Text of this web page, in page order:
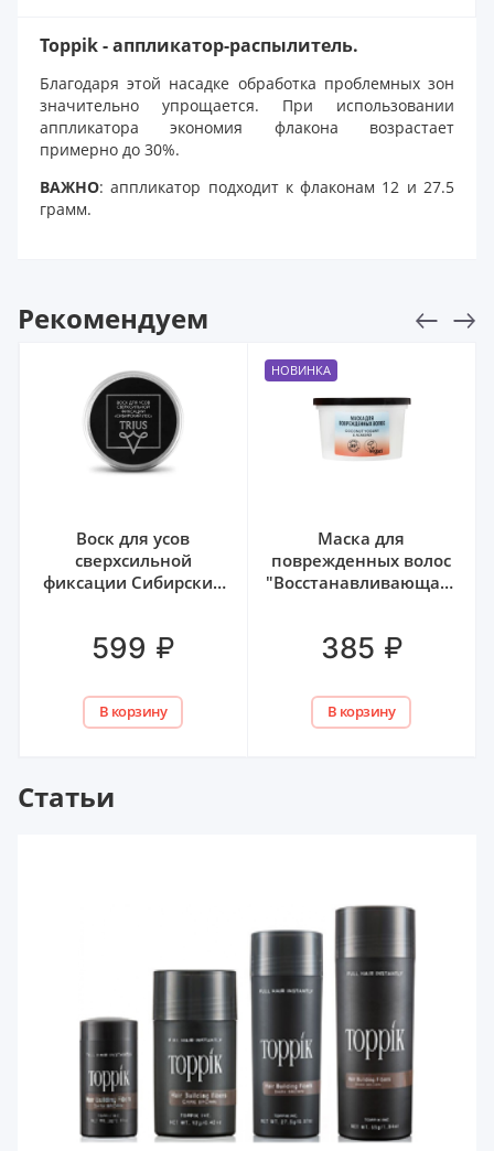
Toppik - аппликатор-распылитель.
Благодаря этой насадке обработка проблемных зон
значительно упрощается. При использовании
аппликатора экономия флакона возрастает
примерно до 30%.
ВАЖНО: аппликатор подходит к флаконам 12 и 27.5
грамм.
Рекомендуем
Воск для усов
сверхсильной
фиксации Сибирский
599 ₽
В корзину
НОВИНКА
Маска для
поврежденных волос
"Восстанавливающая"
385 ₽
В корзину
Статьи